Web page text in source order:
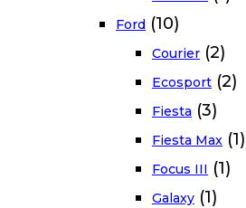
Ford (10)
Courier (2)
Ecosport (2)
Fiesta (3)
Fiesta Max (1)
Focus III (1)
Galaxy (1)